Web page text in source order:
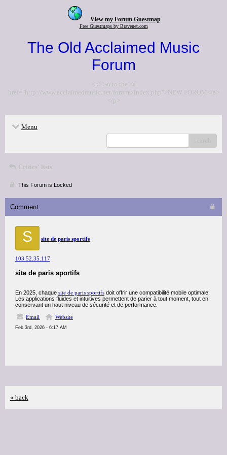
View my Forum Guestmap
Free Guestmaps by Bravenet.com
The Old Acclaimed Music
Forum
<p>Go to the <a
href="http://www.acclaimedmusic.net/forums/index.php">NEW FORUM</a>
</p>
Menu
Critics' lists
This Forum is Locked
Comment
S site de paris sportifs
103.52.35.117
site de paris sportifs
En 2025, chaque site de paris sportifs doit offrir une compatibilité mobile optimale.
Les applications fluides et intuitives permettent de parier à tout moment, tout en
conservant un haut niveau de sécurité et de performance.
Email
Website
Feb 3rd, 2026 - 6:17 AM
« back